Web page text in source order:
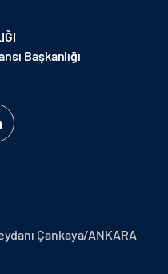
Başkanlığı
Çankaya/ANKARA